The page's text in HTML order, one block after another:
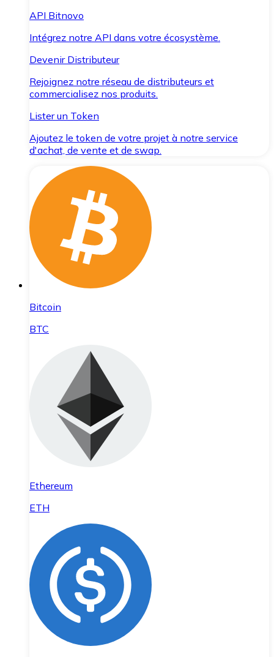
API Bitnovo
Intégrez notre API dans votre écosystème.
Devenir Distributeur
Rejoignez notre réseau de distributeurs et
commercialisez nos produits.
Lister un Token
Ajoutez le token de votre projet à notre service
d'achat, de vente et de swap.
Bitcoin
BTC
Ethereum
ETH